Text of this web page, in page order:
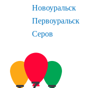
Новоуральск
Первоуральск
Серов